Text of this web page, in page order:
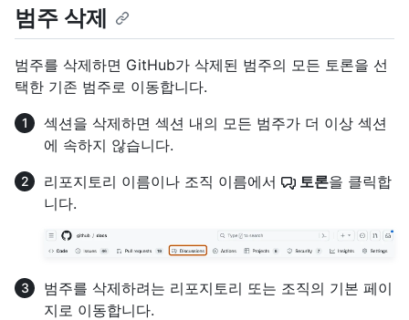
범주 삭제
범주를 삭제하면 GitHub가 삭제된 범주의 모든 토론을 선
택한 기존 범주로 이동합니다.
섹션을 삭제하면 섹션 내의 모든 범주가 더 이상 섹션
에 속하지 않습니다.
리포지토리 이름이나 조직 이름에서
토론을 클릭합
니다.
범주를 삭제하려는 리포지토리 또는 조직의 기본 페이
지로 이동합니다.